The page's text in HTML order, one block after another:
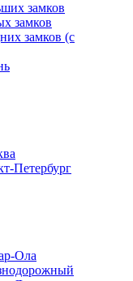
замков
замков
замков (с
Петербург
Ола